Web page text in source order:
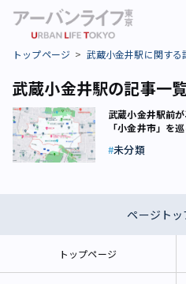
トップページ 武蔵小金井駅に関する
武蔵小金井駅の記事一
武蔵小金井駅前
「小金井市」を
未分類
ページトッ
トップページ